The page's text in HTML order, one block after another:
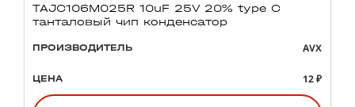
TAJC106M025R 10uF 25V 20% type C
танталовый чип конденсатор
ПРОИЗВОДИТЕЛЬ AVX
ЦЕНА 12 ₽